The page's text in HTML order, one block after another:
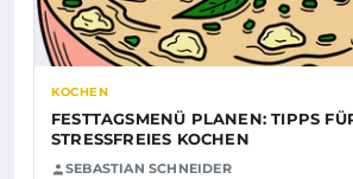
KOCHEN
FESTTAGSMENÜ PLANEN: TIPPS
STRESSFREIES KOCHEN
SEBASTIAN SCHNEIDER